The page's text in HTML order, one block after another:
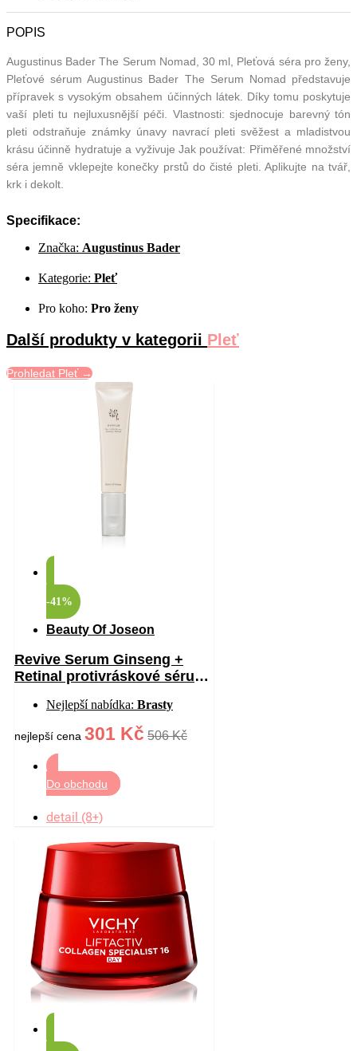
POPIS
Augustinus Bader The Serum Nomad, 30 ml, Pleťová séra pro ženy,
Pleťové sérum Augustinus Bader The Serum Nomad představuje
přípravek s vysokým obsahem účinných látek. Díky tomu poskytuje
vaší pleti tu nejluxusnější péči. Vlastnosti: sjednocuje barevný tón
pleti odstraňuje známky únavy navrací pleti svěžest a mladistvou
krásu účinně hydratuje a vyživuje Jak používat: Přiměřené množství
séra jemně vklepejte konečky prstů do čisté pleti. Aplikujte na tvář,
krk i dekolt.
Specifikace:
Značka: Augustinus Bader
Kategorie: Pleť
Pro koho: Pro ženy
Další produkty v kategorii Pleť
Prohledat Pleť →
-41%
Beauty Of Joseon
Revive Serum Ginseng +
Retinal protivráskové sérum
Nejlepší nabídka: Brasty
nejlepší cena 301 Kč 506 Kč
Do obchodu
detail (8+)